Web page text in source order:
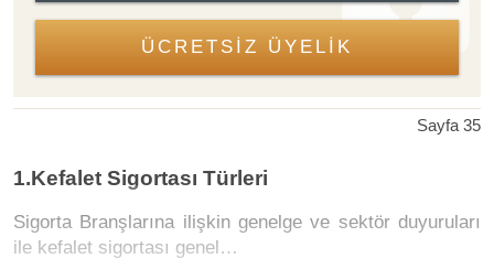
ÜCRETSİZ ÜYELİK
Sayfa 35
1.Kefalet Sigortası Türleri
Sigorta Branşlarına ilişkin genelge ve sektör duyuruları
ile kefalet sigortası genel…